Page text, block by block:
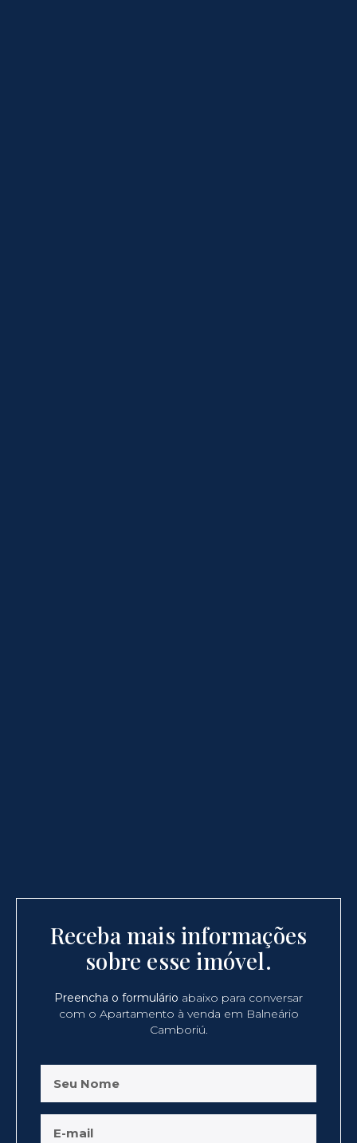
Receba mais informações
sobre esse imóvel.
Preencha o formulário abaixo para conversar
com o Apartamento à venda em Balneário
Camboriú.